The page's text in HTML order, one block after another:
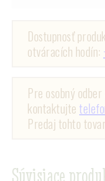
Dostupnosť
otváracích hodín:
Pre osobný
kontaktujte
Predaj tohto
Súvisiace